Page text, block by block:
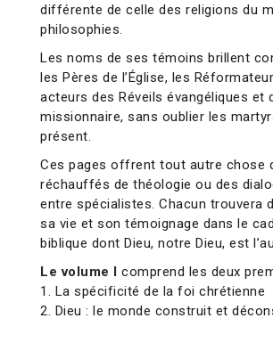
différente de celle des religions du
philosophies.
Les noms de ses témoins brillent
les Pères de l’Église, les
acteurs des Réveils évangéliques et
missionnaire, sans oublier les
présent.
Ces pages offrent tout autre chose
réchauffés de théologie ou des
entre spécialistes. Chacun trouvera
sa vie et son témoignage dans le
biblique dont Dieu, notre Dieu, est
Le volume I comprend les deux
1. La spécificité de la foi chrétienne
2. Dieu : le monde construit et